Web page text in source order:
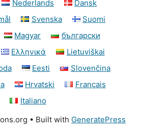
Nederlands
Dansk
Svenska
Suomi
Magyar
български
Ελληνικά
Lietuviškai
Eesti
Slovenčina
Hrvatski
Français
Italiano
• Built with GeneratePress